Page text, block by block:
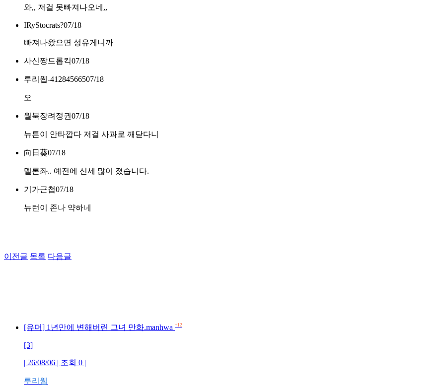
와,, 저걸 못빠져나오네,,
IRyStocrats?07/18
빠져나왔으면 성유게니까
사신짱드롭킥07/18
루리웹-41284566507/18
오
월북장려정권07/18
뉴튼이 안타깝다 저걸 사과로 깨닫다니
向日葵07/18
멜론좌.. 예전에 신세 많이 졌습니다.
기가근첩07/18
뉴턴이 존나 약하네
이전글 목록 다음글
[유머] 1년만에 변해버린 그녀 만화.manhwa +12
[3]
| 26/08/06 | 조회 0 |
루리웹